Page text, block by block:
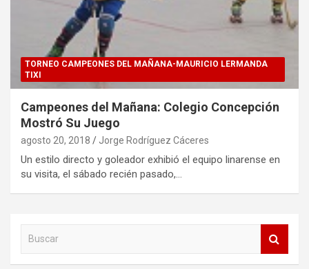
TORNEO CAMPEONES DEL MAÑANA-MAURICIO LERMANDA
TIXI
Campeones del Mañana: Colegio Concepción
Mostró Su Juego
agosto 20, 2018 Jorge Rodríguez Cáceres
Un estilo directo y goleador exhibió el equipo linarense en
su visita, el sábado recién pasado,…